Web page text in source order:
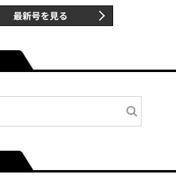
最新号を見る